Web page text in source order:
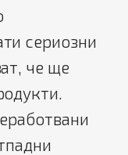
сериозни
че ще